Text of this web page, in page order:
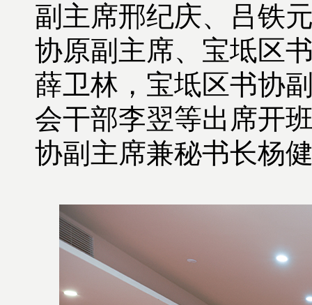
副主席邢纪庆、吕铁
协原副主席、宝坻区
薛卫林，宝坻区书协
会干部李翌等出席开
协副主席兼秘书长杨